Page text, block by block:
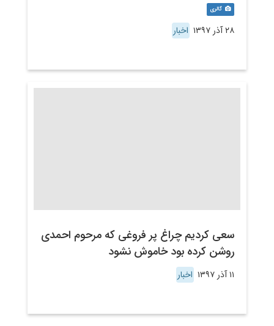
گالری
۲۸ آذر ۱۳۹۷ اخبار
سعی کردیم چراغ پر فروغی که مرحوم احمدی
روشن کرده بود خاموش نشود
۱۱ آذر ۱۳۹۷ اخبار